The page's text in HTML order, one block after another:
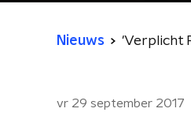
Nieuws 'Verplicht
vr 29 september 2017